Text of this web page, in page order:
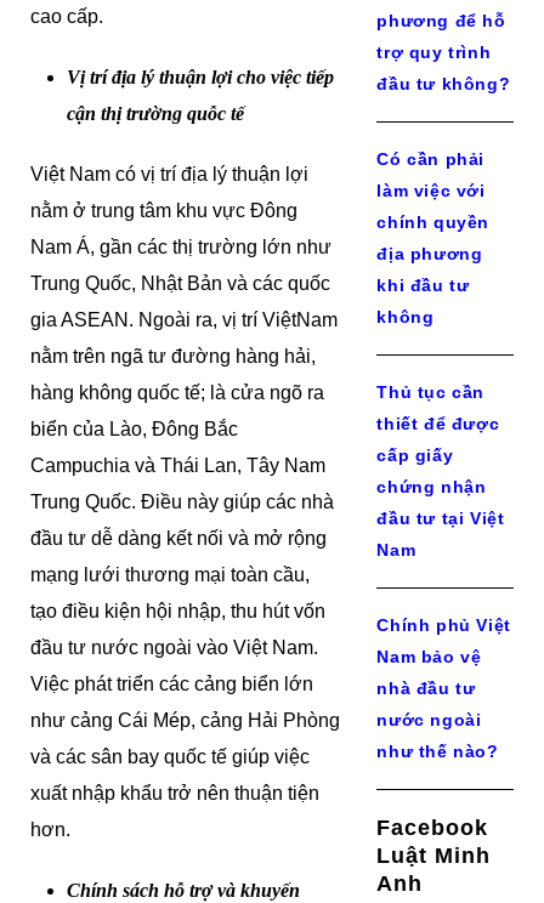
cao cấp.
Vị trí địa lý thuận lợi cho việc tiếp
cận thị trường quỗc tế
Việt Nam có vị trí địa lý thuận lợi
nằm ở trung tâm khu vực Đông
Nam Á, gần các thị trường lớn như
Trung Quốc, Nhật Bản và các quốc
gia ASEAN. Ngoài ra, vị trí ViệtNam
nằm trên ngã tư đường hàng hải,
hàng không quốc tế; là cửa ngõ ra
biển của Lào, Đông Bắc
Campuchia và Thái Lan, Tây Nam
Trung Quốc. Điều này giúp các nhà
đầu tư dễ dàng kết nối và mở rộng
mạng lưới thương mại toàn cầu,
tạo điều kiện hội nhập, thu hút vốn
đầu tư nước ngoài vào Việt Nam.
Việc phát triển các cảng biển lớn
như cảng Cái Mép, cảng Hải Phòng
và các sân bay quốc tế giúp việc
xuất nhập khẩu trở nên thuận tiện
hơn.
Chính sách hỗ trợ và khuyến
phương để hỗ
trợ quy trình
đầu tư không?
Có cần phải
làm việc với
chính quyền
địa phương
khi đầu tư
không
Thủ tục cần
thiết để được
cấp giấy
chứng nhận
đầu tư tại Việt
Nam
Chính phủ Việt
Nam bảo vệ
nhà đầu tư
nước ngoài
như thế nào?
Facebook
Luật Minh
Anh